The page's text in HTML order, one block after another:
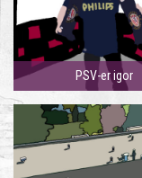
PSV-er igor